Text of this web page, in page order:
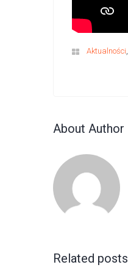
Aktualności,
About Author
Related posts